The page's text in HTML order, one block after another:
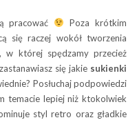
pracować
Poza krótkim
się raczej wokół tworzenia
w której spędzamy przecież
się jakie sukienki
Posłuchaj podpowiedzi
temacie lepiej niż ktokolwiek
styl retro oraz gładkie